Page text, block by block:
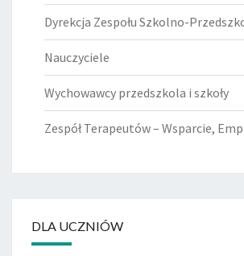
Dyrekcja Zespołu Szkolno-
Nauczyciele
Wychowawcy przedszkola i szkoły
Zespół Terapeutów – Wsparcie,
DLA UCZNIÓW